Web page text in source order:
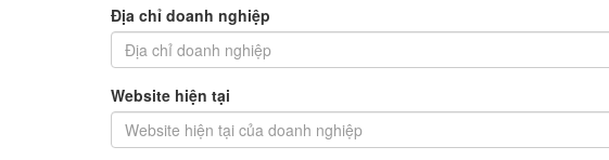
Địa chỉ doanh nghiệp
Website hiện tại